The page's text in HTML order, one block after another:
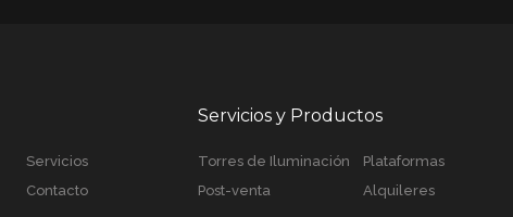
Servicios
Contacto
Servicios y Productos
Torres de Iluminación Plataformas
Post-venta
Alquileres